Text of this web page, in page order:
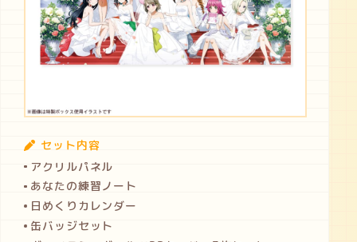
セット内容
アクリルパネル
あなたの練習ノート
日めくりカレンダー
缶バッジセット